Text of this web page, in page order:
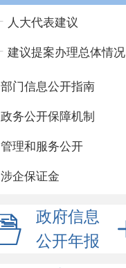
人大代表建议
建议提案办理总体情况
部门信息公开指南
政务公开保障机制
管理和服务公开
涉企保证金
政府信息
公开年报